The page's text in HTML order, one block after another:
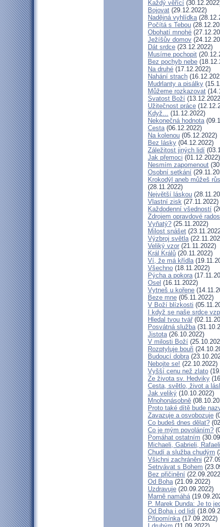
Každý věřící
Bojovat (29.12.2022)
Nadějná vyhlídka
Počítá s Tebou
Obohatí mnohé
Ježíšův domov
Dát srdce (23.12.2022)
Musíme pochopit
Bez pochyb nebe
Na druhé (17.12.2022)
Nahání strach
Mudrlanty a pisálky
Můžeme rozkazovat
Svatost Boží
Užitečnost práce
Když... (11.12.2022)
Nekonečná hodnota
Cesta(06.12.2022)
Na kolenou (05.12.2022)
Bez lásky (04.12.2022)
Záležitost jiných lidí
Jak přemoci (01.12.2022)
Nesmím zapomenout
Osobní setkání
Krokodýl aneb můžeš
(28.11.2022)
Největší láskou
Vlastní zisk (27.11.2022)
Každodenní všedností
Zdrojem opravdové
Vyňatý? (25.11.2022)
Milost snášet
Výzbroj světla
Veliký vzor (21.11.2022)
Král Králů (20.11.2022)
Ví, že má křídla
Všechno (18.11.2022)
Pýcha a pokora
Osel (16.11.2022)
Vytneš u kořene
Beze mne (05.11.2022)
V Boží blízkosti
I když se naše srdce
Hledal tvou tvář
Posvátná služba
Jistota(26.10.2022)
V milosti Boží
Rozptyluje bouři
Budoucí dobra
Nebojte se! (22.10.2022)
Vyšší cenu než zlato
Ze života sv. Hedviky
Cesta, světlo, život a
Jak veliký (10.10.2022)
Mnohonásobně
Proto také dítě bude
Zavazuje a osvobozuje
Co budeš dnes dělat?
Co je mým povoláním?
Pomáhat ostatním
Michaeli, Gabrieli, Rafaeli
Chudí a služba chudým
Všichni zachráněni
Setrvávat s Bohem
Bez přičinění
Od Boha(21.09.2022)
Uzdravuje (20.09.2022)
Marně namáhá
P. Marek Dunda: Je to
Od Boha i od lidí
Připomínka(17.09.2022)